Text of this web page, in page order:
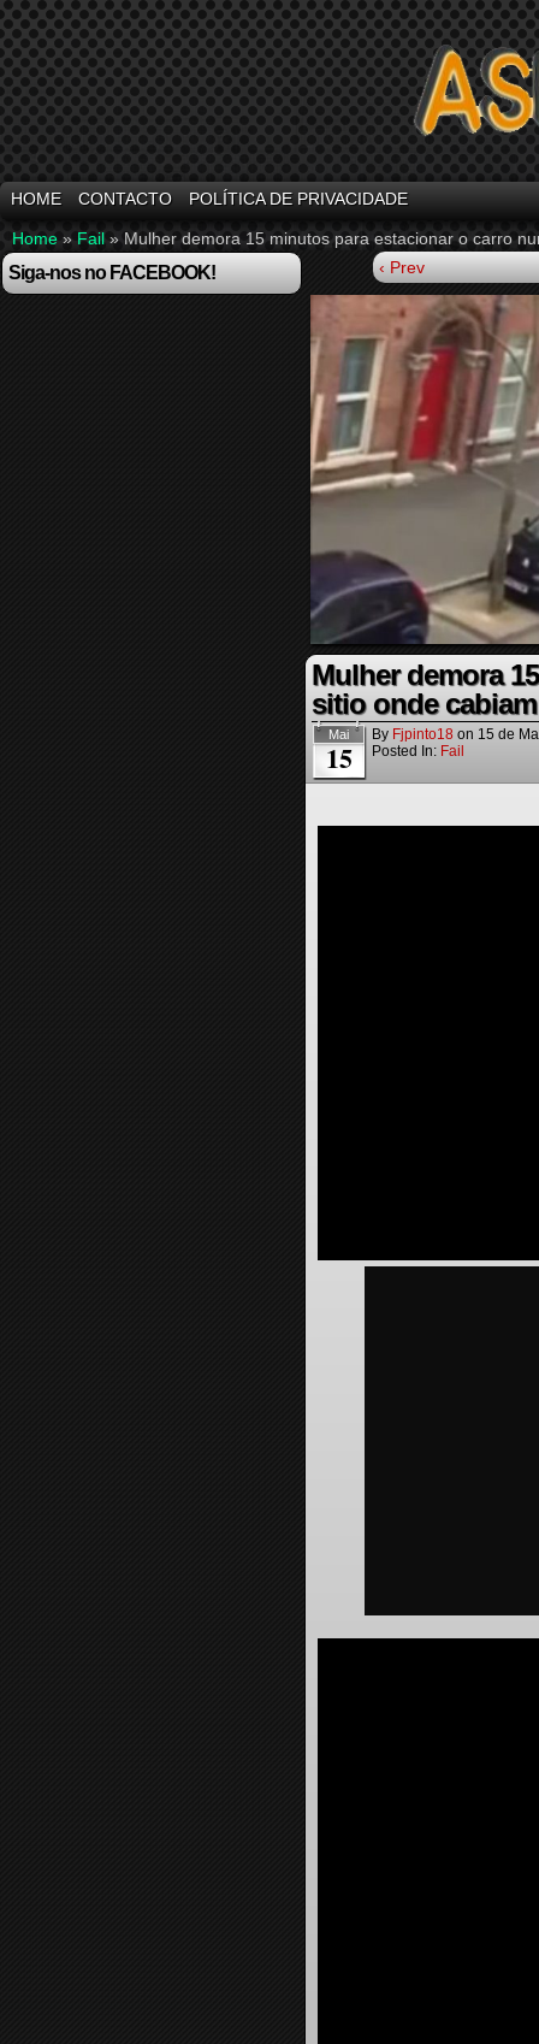
HOME CONTACTO POLÍTICA DE PRIVACIDADE
Home » Fail » Mulher demora 15 minutos para estacionar o carro
Siga-nos no FACEBOOK! ‹ Prev
Mulher demora
sitio onde
Mai
15
By Fjpinto18 on 15 de
Posted In: Fail